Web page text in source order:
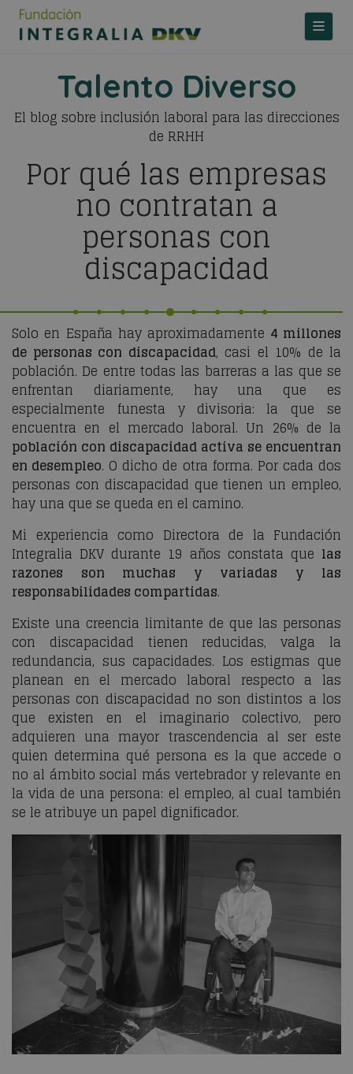
Talento Diverso
El blog sobre inclusión laboral para las direcciones
de RRHH
Por qué las empresas
no contratan a
personas con
discapacidad
Solo en España hay aproximadamente 4 millones
de personas con discapacidad, casi el 10% de la
población. De entre todas las barreras a las que se
enfrentan diariamente, hay una que es
especialmente funesta y divisoria: la que se
encuentra en el mercado laboral. Un 26% de la
población con discapacidad activa se encuentran
en desempleo. O dicho de otra forma. Por cada dos
personas con discapacidad que tienen un empleo,
hay una que se queda en el camino.
Mi experiencia como Directora de la Fundación
Integralia DKV durante 19 años constata que las
razones son muchas y variadas y las
responsabilidades compartidas.
Existe una creencia limitante de que las personas
con discapacidad tienen reducidas, valga la
redundancia, sus capacidades. Los estigmas que
planean en el mercado laboral respecto a las
personas con discapacidad no son distintos a los
que existen en el imaginario colectivo, pero
adquieren una mayor trascendencia al ser este
quien determina qué persona es la que accede o
no al ámbito social más vertebrador y relevante en
la vida de una persona: el empleo, al cual también
se le atribuye un papel dignificador.